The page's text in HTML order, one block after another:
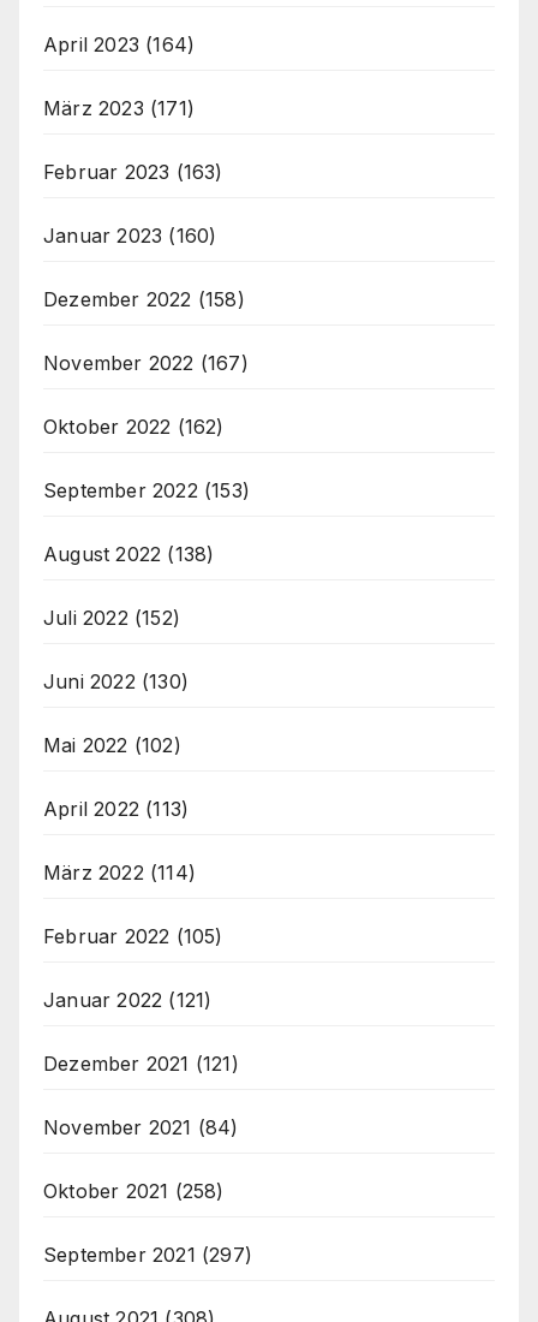
April 2023 (164)
März 2023 (171)
Februar 2023 (163)
Januar 2023 (160)
Dezember 2022 (158)
November 2022 (167)
Oktober 2022 (162)
September 2022 (153)
August 2022 (138)
Juli 2022 (152)
Juni 2022 (130)
Mai 2022 (102)
April 2022 (113)
März 2022 (114)
Februar 2022 (105)
Januar 2022 (121)
Dezember 2021 (121)
November 2021 (84)
Oktober 2021 (258)
September 2021 (297)